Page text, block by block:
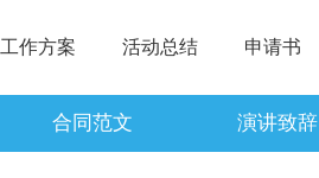
工作方案 活动总结 申请书
合同范文 演讲致辞